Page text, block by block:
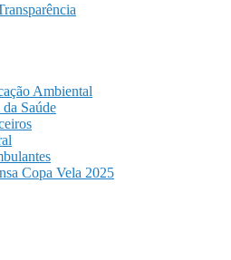
Ambiental
Saúde
Copa Vela 2025